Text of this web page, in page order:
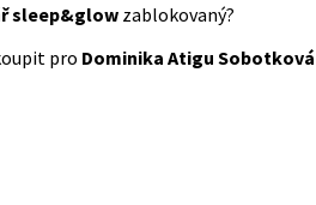
sleep&glow zablokovaný?
pro Dominika Atigu Sobotková